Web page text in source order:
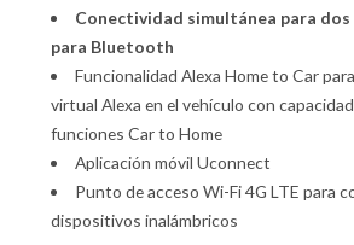
Conectividad simultánea para
para Bluetooth
Funcionalidad Alexa Home to Car
virtual Alexa en el vehículo con
funciones Car to Home
Aplicación móvil Uconnect
Punto de acceso Wi-Fi 4G LTE para
dispositivos inalámbricos